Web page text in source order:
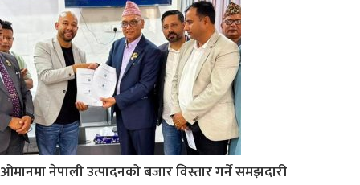
ओमानमा नेपाली उत्पादनको बजार विस्तार गर्ने समझदारी